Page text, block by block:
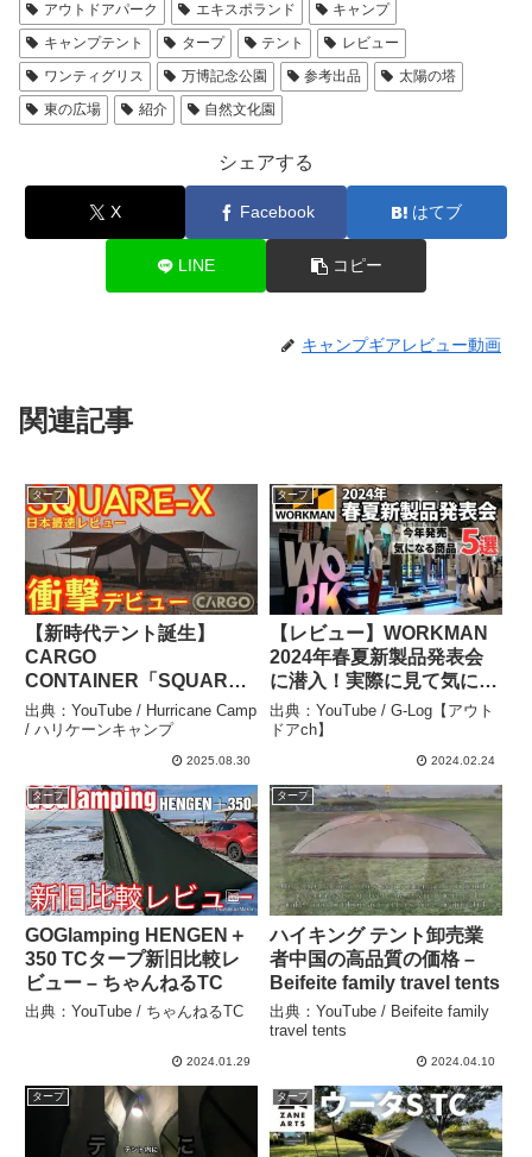
アウトドアパーク
エキスポランド
キャンプ
キャンプテント
タープ テント
レビュー
ワンティグリス
万博記念公園 参考出品
太陽の塔
東の広場
紹介 自然文化園
シェアする
X Facebook はてブ
LINE コピー
キャンプギアレビュー動画
関連記事
タープ
【新時代テント誕生】
CARGO
CONTAINER「SQUARE-
X」｜キャンプの常識を変
えるフラッグシップテント
日本最速徹底レビュー
道具】 #885 – Hurricane
Camp / ハリケーンキャン
プ
出典：YouTube / Hurricane Camp
/ ハリケーンキャンプ
2025.08.30
タープ
【レビュー】WORKMAN
2024年春夏新製品発表会
に潜入！実際に見て気にな
った製品5選！ – G-
Log【アウトドアch】
出典：YouTube / G-Log【アウト
ドアch】
2024.02.24
タープ
GOGlamping HENGEN＋
350 TCタープ新旧比較レ
ビュー – ちゃんねるTC
出典：YouTube / ちゃんねるTC
2024.01.29
タープ
ハイキング テント卸売業
者中国の高品質の価格 –
Beifeite family travel tents
出典：YouTube / Beifeite family
travel tents
2024.04.10
タープ タープ